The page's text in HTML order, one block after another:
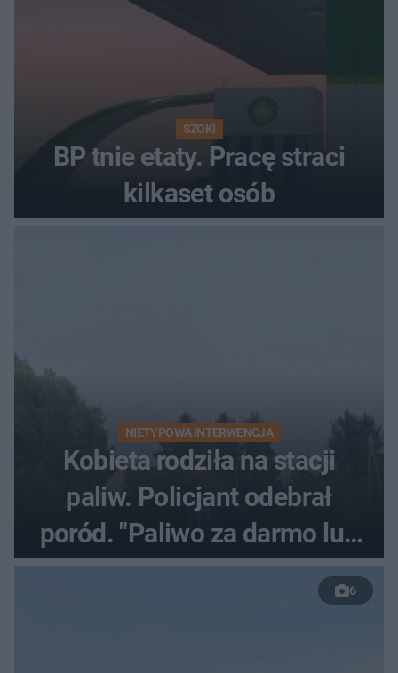
SZOK!
BP tnie etaty. Pracę straci
kilkaset osób
NIETYPOWA INTERWENCJA
Kobieta rodziła na stacji
paliw. Policjant odebrał
poród. "Paliwo za darmo lub
50 %!"
6